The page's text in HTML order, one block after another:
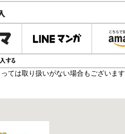
ては取り扱いがない場合もございます